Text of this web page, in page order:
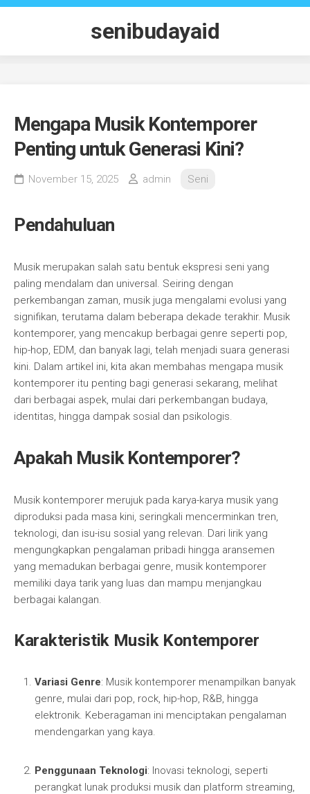
Skip
senibudayaid
Mengapa Musik Kontemporer
Penting untuk Generasi Kini?
November 15, 2025 admin Seni
Pendahuluan
Musik merupakan salah satu bentuk ekspresi seni yang
paling mendalam dan universal. Seiring dengan
perkembangan zaman, musik juga mengalami evolusi yang
signifikan, terutama dalam beberapa dekade terakhir. Musik
kontemporer, yang mencakup berbagai genre seperti pop,
hip-hop, EDM, dan banyak lagi, telah menjadi suara generasi
kini. Dalam artikel ini, kita akan membahas mengapa musik
kontemporer itu penting bagi generasi sekarang, melihat
dari berbagai aspek, mulai dari perkembangan budaya,
identitas, hingga dampak sosial dan psikologis.
Apakah Musik Kontemporer?
Musik kontemporer merujuk pada karya-karya musik yang
diproduksi pada masa kini, seringkali mencerminkan tren,
teknologi, dan isu-isu sosial yang relevan. Dari lirik yang
mengungkapkan pengalaman pribadi hingga aransemen
yang memadukan berbagai genre, musik kontemporer
memiliki daya tarik yang luas dan mampu menjangkau
berbagai kalangan.
Karakteristik Musik Kontemporer
Variasi Genre: Musik kontemporer menampilkan banyak
genre, mulai dari pop, rock, hip-hop, R&B, hingga
elektronik. Keberagaman ini menciptakan pengalaman
mendengarkan yang kaya.
Penggunaan Teknologi: Inovasi teknologi, seperti
perangkat lunak produksi musik dan platform streaming,